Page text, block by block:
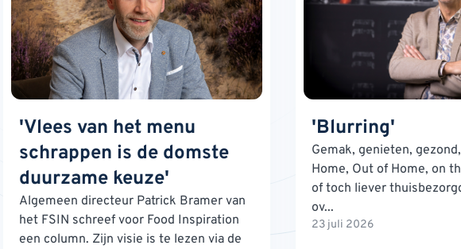
'Vlees van het menu
schrappen is de domste
duurzame keuze'
Algemeen directeur Patrick Bramer van
het FSIN schreef voor Food Inspiration
een column. Zijn visie is te lezen via de
'Blurring'
Gemak, genieten,
Home, Out of Home, on
of toch liever
ov...
23 juli 2026